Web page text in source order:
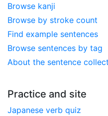
Browse kanji
Browse by stroke count
Find example sentences
Browse sentences by tag
About the sentence
Practice and site
Japanese verb quiz